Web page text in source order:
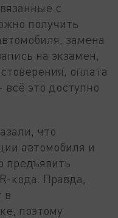
с
получить
замена
на экзамен,
оплата
это доступно
что
автомобиля и
предъявить
кода. Правда,
в
поэтому